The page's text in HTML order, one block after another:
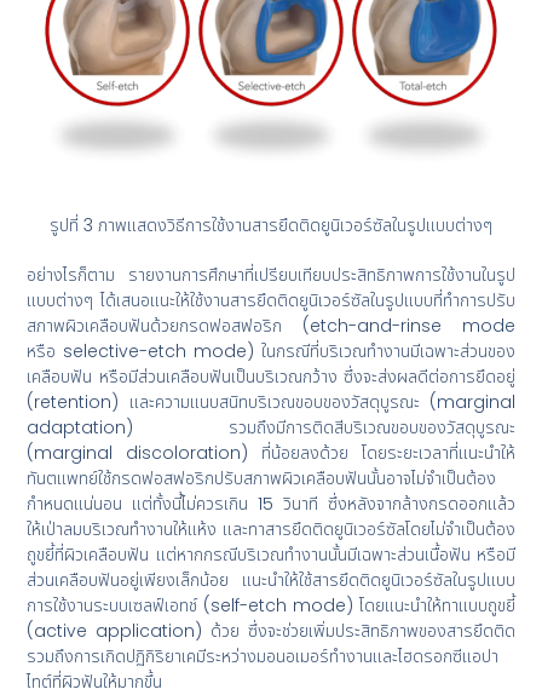
รูปที่ 3 ภาพแสดงวิธีการใช้งานสารยึดติดยูนิเวอร์ซัลในรูปแบบต่างๆ
อย่างไรก็ตาม รายงานการศึกษาที่เปรียบเทียบประสิทธิภาพการใช้งานในรูป
แบบต่างๆ ได้เสนอแนะให้ใช้งานสารยึดติดยูนิเวอร์ซัลในรูปแบบที่ทำการปรับ
สภาพผิวเคลือบฟันด้วยกรดฟอสฟอริก (etch-and-rinse mode
หรือ selective-etch mode) ในกรณีที่บริเวณทำงานมีเฉพาะส่วนของ
เคลือบฟัน หรือมีส่วนเคลือบฟันเป็นบริเวณกว้าง ซึ่งจะส่งผลดีต่อการยึดอยู่
(retention) และความแนบสนิทบริเวณขอบของวัสดุบูรณะ (marginal
adaptation) รวมถึงมีการติดสีบริเวณขอบของวัสดุบูรณะ
(marginal discoloration) ที่น้อยลงด้วย โดยระยะเวลาที่แนะนำให้
ทันตแพทย์ใช้กรดฟอสฟอริกปรับสภาพผิวเคลือบฟันนั้นอาจไม่จำเป็นต้อง
กำหนดแน่นอน แต่ทั้งนี้ไม่ควรเกิน 15 วินาที ซึ่งหลังจากล้างกรดออกแล้ว
ให้เป่าลมบริเวณทำงานให้แห้ง และทาสารยึดติดยูนิเวอร์ซัลโดยไม่จำเป็นต้อง
ถูขยี้ที่ผิวเคลือบฟัน แต่หากกรณีบริเวณทำงานนั้นมีเฉพาะส่วนเนื้อฟัน หรือมี
ส่วนเคลือบฟันอยู่เพียงเล็กน้อย แนะนำให้ใช้สารยึดติดยูนิเวอร์ซัลในรูปแบบ
การใช้งานระบบเซลฟ์เอทช์ (self-etch mode) โดยแนะนำให้ทาแบบถูขยี้
(active application) ด้วย ซึ่งจะช่วยเพิ่มประสิทธิภาพของสารยึดติด
รวมถึงการเกิดปฏิกิริยาเคมีระหว่างมอนอเมอร์ทำงานและไฮดรอกซีแอปา
ไทต์ที่ผิวฟันให้มากขึ้น